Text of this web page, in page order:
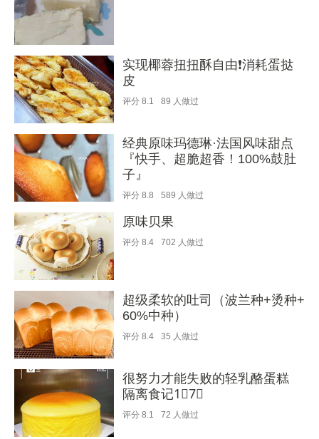
实现椰蓉扭扭酥自由❗️消耗蛋挞
皮
评分 8.1 89 人做过
经典原味玛德琳·法国风味甜点
『快手、超脆超香！100%鼓肚
子』
评分 8.8 589 人做过
原味贝果
评分 8.4 702 人做过
超级柔软的吐司（波兰种+烫种+
60%中种）
评分 8.4 35 人做过
很努力才能失败的轻乳酪蛋糕
隔离食记1⃣️7⃣️
评分 8.1 72 人做过